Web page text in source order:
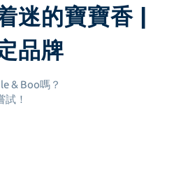
與
齊下
期中可以安心使用
迷的寶寶香 |
品牌
& Boo嗎？
！
使用的唯一產品。